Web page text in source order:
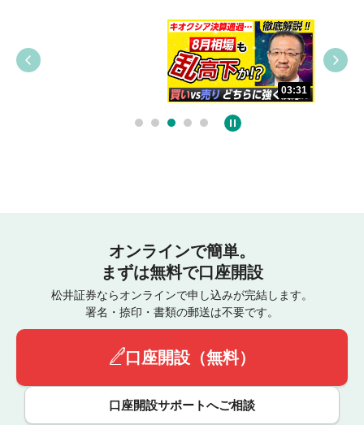
03:31
オンラインで簡単。
まずは無料で口座開設
松井証券ならオンラインで申し込みが完結します。
署名・捺印・書類の郵送は不要です。
口座開設（無料）
口座開設サポートへご相談